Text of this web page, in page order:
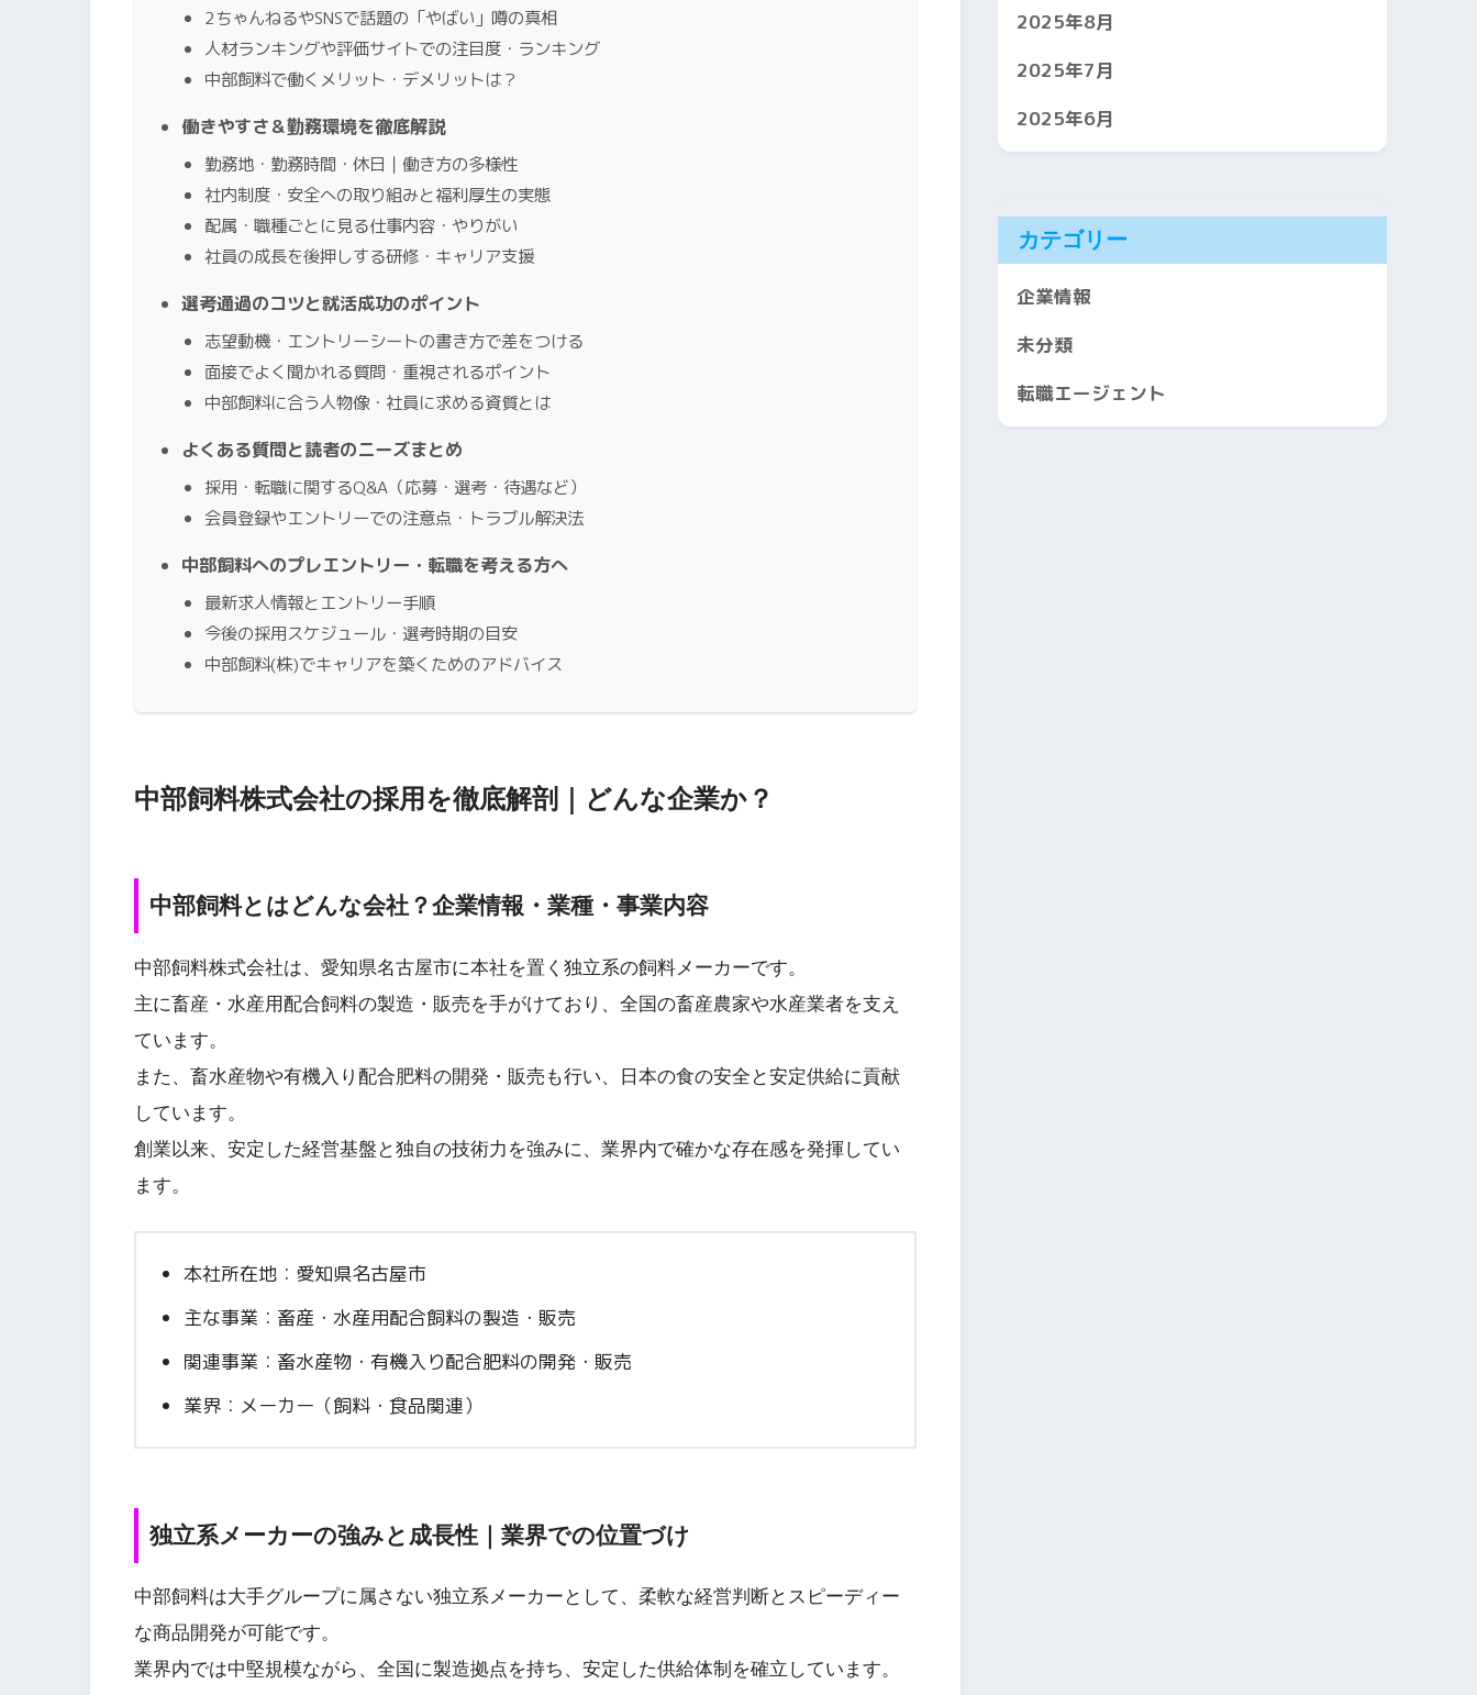
2ちゃんねるやSNSで話題の「やばい」噂の真相
人材ランキングや評価サイトでの注目度・ランキング
中部飼料で働くメリット・デメリットは？
働きやすさ＆勤務環境を徹底解説
勤務地・勤務時間・休日｜働き方の多様性
社内制度・安全への取り組みと福利厚生の実態
配属・職種ごとに見る仕事内容・やりがい
社員の成長を後押しする研修・キャリア支援
選考通過のコツと就活成功のポイント
志望動機・エントリーシートの書き方で差をつける
面接でよく聞かれる質問・重視されるポイント
中部飼料に合う人物像・社員に求める資質とは
よくある質問と読者のニーズまとめ
採用・転職に関するQ&A（応募・選考・待遇など）
会員登録やエントリーでの注意点・トラブル解決法
中部飼料へのプレエントリー・転職を考える方へ
最新求人情報とエントリー手順
今後の採用スケジュール・選考時期の目安
中部飼料(株)でキャリアを築くためのアドバイス
中部飼料株式会社の採用を徹底解剖｜どんな企業か？
中部飼料とはどんな会社？企業情報・業種・事業内容
中部飼料株式会社は、愛知県名古屋市に本社を置く独立系の飼料メーカーです。
主に畜産・水産用配合飼料の製造・販売を手がけており、全国の畜産農家や水産業者を支え
ています。
また、畜水産物や有機入り配合肥料の開発・販売も行い、日本の食の安全と安定供給に貢献
しています。
創業以来、安定した経営基盤と独自の技術力を強みに、業界内で確かな存在感を発揮してい
ます。
本社所在地：愛知県名古屋市
主な事業：畜産・水産用配合飼料の製造・販売
関連事業：畜水産物・有機入り配合肥料の開発・販売
業界：メーカー（飼料・食品関連）
独立系メーカーの強みと成長性｜業界での位置づけ
中部飼料は大手グループに属さない独立系メーカーとして、柔軟な経営判断とスピーディー
な商品開発が可能です。
業界内では中堅規模ながら、全国に製造拠点を持ち、安定した供給体制を確立しています。
2025年8月
2025年7月
2025年6月
カテゴリー
企業情報
未分類
転職エージェント